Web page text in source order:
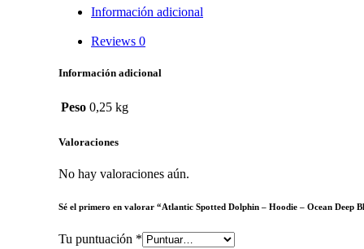
Blue
cantidad
Información adicional
Reviews 0
Información adicional
Peso 0,25 kg
Valoraciones
No hay valoraciones aún.
Sé el primero en valorar “Atlantic Spotted Dolphin – Hoodie – Ocean Deep
Tu puntuación *